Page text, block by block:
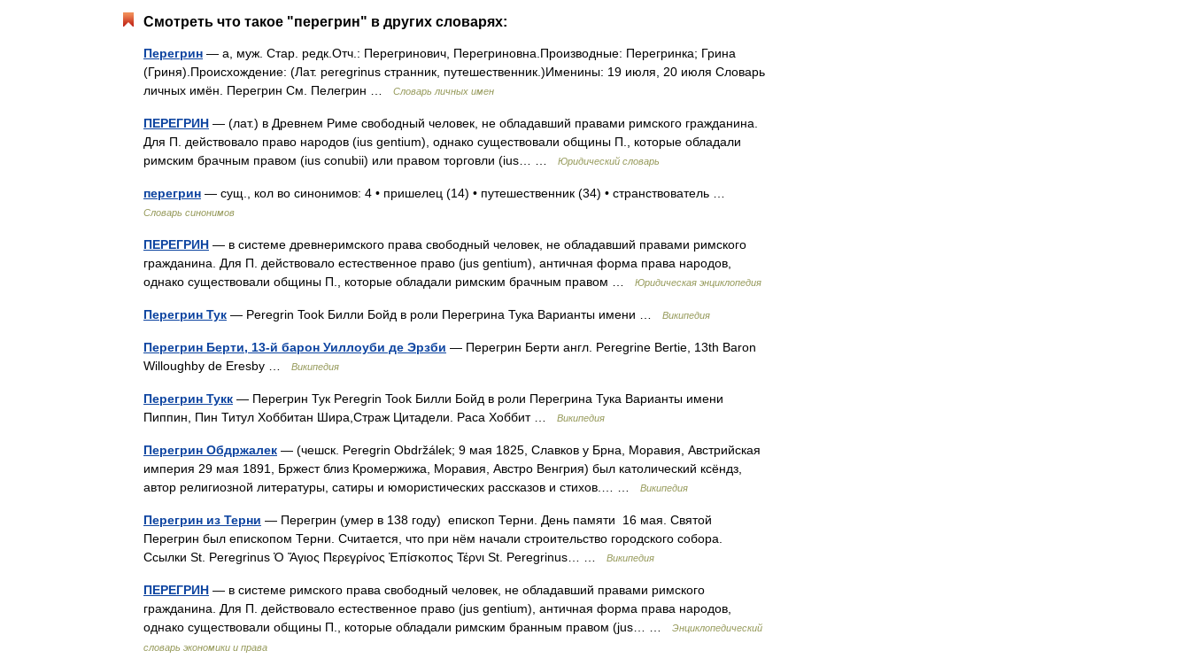
Смотреть что такое "перегрин" в других словарях:
Перегрин — а, муж. Стар. редк.Отч.: Перегринович, Перегриновна.Производные: Перегринка; Грина
(Гриня).Происхождение: (Лат. peregrinus странник, путешественник.)Именины: 19 июля, 20 июля Словарь
личных имён. Перегрин См. Пелегрин …
Словарь личных имен
ПЕРЕГРИН — (лат.) в Древнем Риме свободный человек, не обладавший правами римского гражданина.
Для П. действовало право народов (ius gentium), однако существовали общины П., которые обладали
римским брачным правом (ius conubii) или правом торговли (ius… …
Юридический словарь
перегрин — сущ., кол во синонимов: 4 • пришелец (14) • путешественник (34) • странствователь …
Словарь синонимов
ПЕРЕГРИН — в системе древнеримского права свободный человек, не обладавший правами римского
гражданина. Для П. действовало естественное право (jus gentium), античная форма права народов,
однако существовали общины П., которые обладали римским брачным правом …
Юридическая энциклопедия
Перегрин Тук — Peregrin Took Билли Бойд в роли Перегрина Тука Варианты имени … Википедия
Перегрин Берти, 13-й барон Уиллоуби де Эрзби — Перегрин Берти англ. Peregrine Bertie, 13th Baron
Willoughby de Eresby …
Википедия
Перегрин Тукк — Перегрин Тук Peregrin Took Билли Бойд в роли Перегрина Тука Варианты имени
Пиппин, Пин Титул Хоббитан Шира,Страж Цитадели. Раса Хоббит …
Википедия
Перегрин Обдржалек — (чешск. Peregrin Obdržálek; 9 мая 1825, Славков у Брна, Моравия, Австрийская
империя 29 мая 1891, Бржест близ Кромержижа, Моравия, Австро Венгрия) был католический ксёндз,
автор религиозной литературы, сатиры и юмористических рассказов и стихов.… …
Википедия
Перегрин из Терни — Перегрин (умер в 138 году) епископ Терни. День памяти 16 мая. Святой
Перегрин был епископом Терни. Считается, что при нём начали строительство городского собора.
Ссылки St. Peregrinus Ὁ Ἅγιος Περεγρίνος Ἐπίσκοπος Τέρνι St. Peregrinus… …
Википедия
ПЕРЕГРИН — в системе римского права свободный человек, не обладавший правами римского
гражданина. Для П. действовало естественное право (jus gentium), античная форма права народов,
однако существовали общины П., которые обладали римским бранным правом (jus… …
Энциклопедический
словарь экономики и права